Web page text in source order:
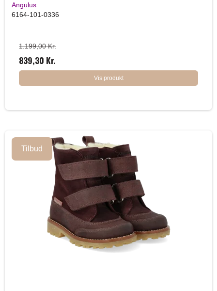
Angulus
6164-101-0336
1.199,00 Kr.
839,30 Kr.
Vis produkt
Tilbud